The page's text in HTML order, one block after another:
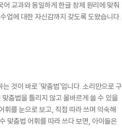
교과와 동일하게 한글 창제 원리에 맞춰
업에 대한 자신감까지 갖도록 도왔습니다.
것이 바로 '맞춤법'입니다. 소리만으로 구
춤법을 틀리지 않고 올바르게 쓸 수 있을
휘를 눈으로 보고, 직접 따라 쓰며 익숙해
맞춤법 어휘를 따라 쓰다 보면, 아이들은